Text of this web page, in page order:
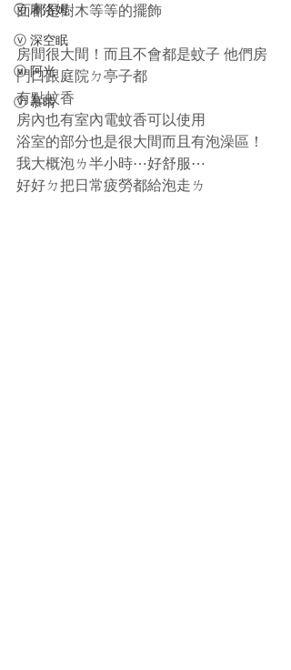
ⓥ 庫洛姆
ⓥ 深空眠
ⓥ 阿光
ⓥ 慕晴
面都是樹木等等的擺飾
房間很大間！而且不會都是蚊子 他們房
門口跟庭院ㄉ亭子都
有點蚊香
房內也有室內電蚊香可以使用
浴室的部分也是很大間而且有泡澡區！
我大概泡ㄌ半小時⋯好舒服⋯
好好ㄉ把日常疲勞都給泡走ㄌ